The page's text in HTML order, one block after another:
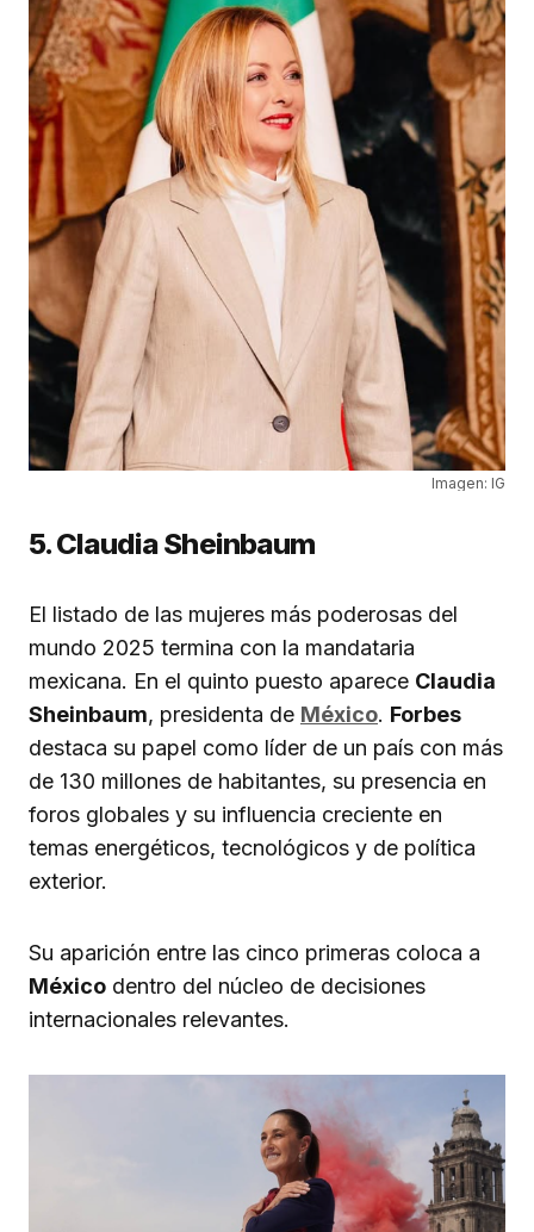
Imagen: IG
5. Claudia Sheinbaum
El listado de las mujeres más poderosas del
mundo 2025 termina con la mandataria
mexicana. En el quinto puesto aparece Claudia
Sheinbaum, presidenta de México. Forbes
destaca su papel como líder de un país con más
de 130 millones de habitantes, su presencia en
foros globales y su influencia creciente en
temas energéticos, tecnológicos y de política
exterior.
Su aparición entre las cinco primeras coloca a
México dentro del núcleo de decisiones
internacionales relevantes.